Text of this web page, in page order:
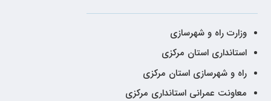
وزارت راه و شهرسازی
استانداری استان مرکزی
راه و شهرسازی استان مرکزی
معاونت عمرانی استانداری مرکزی